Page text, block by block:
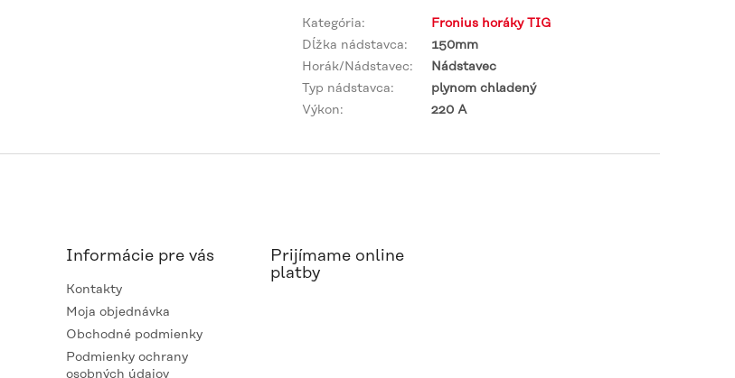
Kategória:
Fronius horáky TIG
Dĺžka nádstavca:
150mm
Horák/Nádstavec:
Nádstavec
Typ nádstavca:
plynom chladený
Výkon: 220 A
Informácie pre vás
Kontakty
Moja objednávka
Obchodné podmienky
Podmienky ochrany
osobných údajov
Prijímame online
platby